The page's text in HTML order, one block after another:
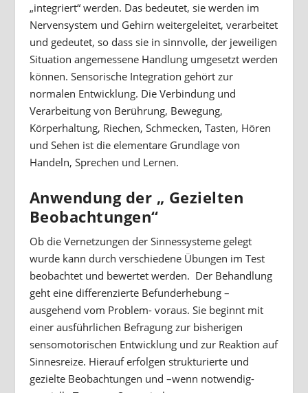
„integriert“ werden. Das bedeutet, sie werden im
Nervensystem und Gehirn weitergeleitet, verarbeitet
und gedeutet, so dass sie in sinnvolle, der jeweiligen
Situation angemessene Handlung umgesetzt werden
können. Sensorische Integration gehört zur
normalen Entwicklung. Die Verbindung und
Verarbeitung von Berührung, Bewegung,
Körperhaltung, Riechen, Schmecken, Tasten, Hören
und Sehen ist die elementare Grundlage von
Handeln, Sprechen und Lernen.
Anwendung der „ Gezielten
Beobachtungen“
Ob die Vernetzungen der Sinnessysteme gelegt
wurde kann durch verschiedene Übungen im Test
beobachtet und bewertet werden. Der Behandlung
geht eine differenzierte Befunderhebung –
ausgehend vom Problem- voraus. Sie beginnt mit
einer ausführlichen Befragung zur bisherigen
sensomotorischen Entwicklung und zur Reaktion auf
Sinnesreize. Hierauf erfolgen strukturierte und
gezielte Beobachtungen und –wenn notwendig-